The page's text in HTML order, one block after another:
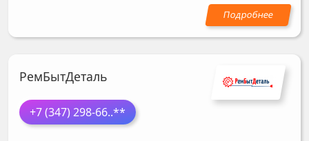
РемБытДеталь
+7 (347) 298-66..**